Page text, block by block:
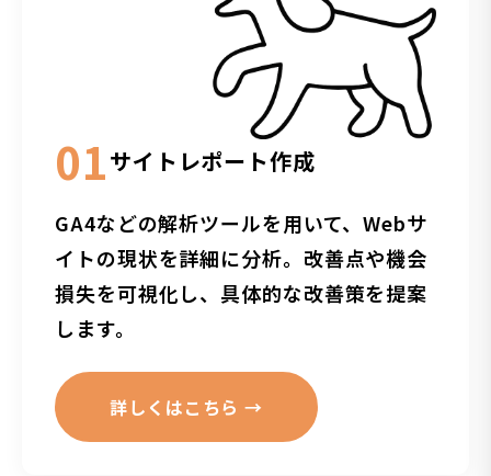
01サイトレポート作成
GA4などの解析ツールを用いて、Webサ
イトの現状を詳細に分析。改善点や機会
損失を可視化し、具体的な改善策を提案
します。
詳しくはこちら →